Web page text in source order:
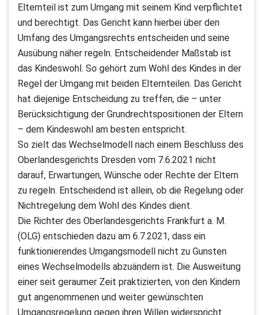
Elternteil ist zum Umgang mit seinem Kind verpflichtet
und berechtigt. Das Gericht kann hierbei über den
Umfang des Umgangsrechts entscheiden und seine
Ausübung näher regeln. Entscheidender Maßstab ist
das Kindeswohl. So gehört zum Wohl des Kindes in der
Regel der Umgang mit beiden Elternteilen. Das Gericht
hat diejenige Entscheidung zu treffen, die – unter
Berücksichtigung der Grundrechtspositionen der Eltern
– dem Kindeswohl am besten entspricht.
So zielt das Wechselmodell nach einem Beschluss des
Oberlandesgerichts Dresden vom 7.6.2021 nicht
darauf, Erwartungen, Wünsche oder Rechte der Eltern
zu regeln. Entscheidend ist allein, ob die Regelung oder
Nichtregelung dem Wohl des Kindes dient.
Die Richter des Oberlandesgerichts Frankfurt a. M.
(OLG) entschieden dazu am 6.7.2021, dass ein
funktionierendes Umgangsmodell nicht zu Gunsten
eines Wechselmodells abzuändern ist. Die Ausweitung
einer seit geraumer Zeit praktizierten, von den Kindern
gut angenommenen und weiter gewünschten
Umgangsregelung gegen ihren Willen widerspricht